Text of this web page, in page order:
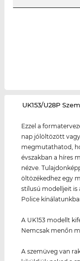
‌UK153/U28P
Ezzel a
nap jólöltözött
megmutathatod,
évszakban a híres
nézve.
öltözékedhez egy
stílusú modelljeit is
Police
A UK153 modellt
Nemcsak menőn
A szemüveg van